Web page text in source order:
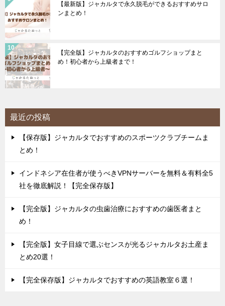
【最新版】ジャカルタで永久脱毛ができるおすすめサロ
ンまとめ！
【完全版】ジャカルタのおすすめゴルフショップまと
め！初心者から上級者まで！
最近の投稿
【保存版】ジャカルタでおすすめのスポーツクラブチームま
とめ！
インドネシア在住者が使うべきVPNサーバーを無料＆有料全5
社を徹底解説！【完全保存版】
【完全版】ジャカルタの虫歯治療におすすめの歯医者まと
め！
【完全版】女子目線で選ぶセンスが光るジャカルタお土産ま
とめ20選！
【完全保存版】ジャカルタでおすすめの英語教室６選！